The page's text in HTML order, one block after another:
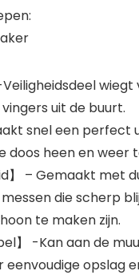
-Veiligheidsdeel
uit de buurt.
snel een perfect
doos heen en weer
】 – Gemaakt met
die scherp
te maken zijn.
】 -Kan aan de
eenvoudige opslag